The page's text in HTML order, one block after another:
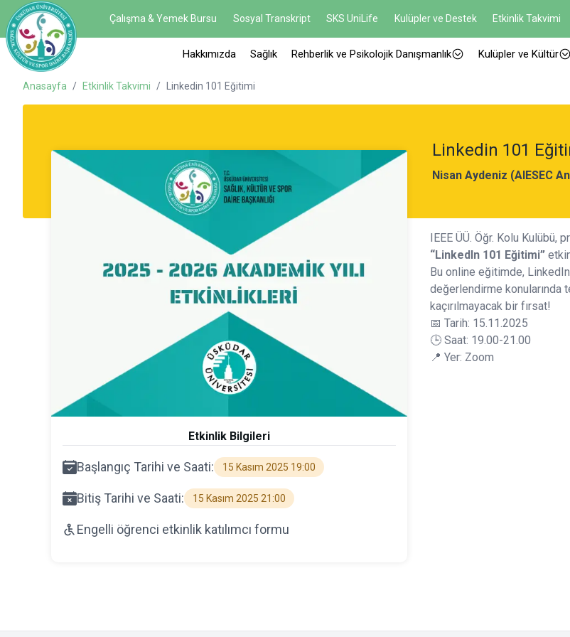
Çalışma & Yemek Bursu Sosyal Transkript SKS UniLife Kulüpler ve Destek Etkinlik Takvimi
Hakkımızda Sağlık Rehberlik ve Psikolojik Danışmanlık Kulüpler ve Kültür
Anasayfa / Etkinlik Takvimi / Linkedin 101 Eğitimi
Linkedin 101
Nisan Aydeniz (AIESEC
Etkinlik Bilgileri
Başlangıç Tarihi ve Saati: 15 Kasım 2025 19:00
Bitiş Tarihi ve Saati: 15 Kasım 2025 21:00
Engelli öğrenci etkinlik katılımcı formu
IEEE ÜÜ. Öğr. Kolu
“LinkedIn 101 Eğitimi”
Bu online eğitimde,
değerlendirme konularında
kaçırılmayacak bir fırsat!
📅 Tarih: 15.11.2025
🕒 Saat: 19.00-21.00
📍 Yer: Zoom